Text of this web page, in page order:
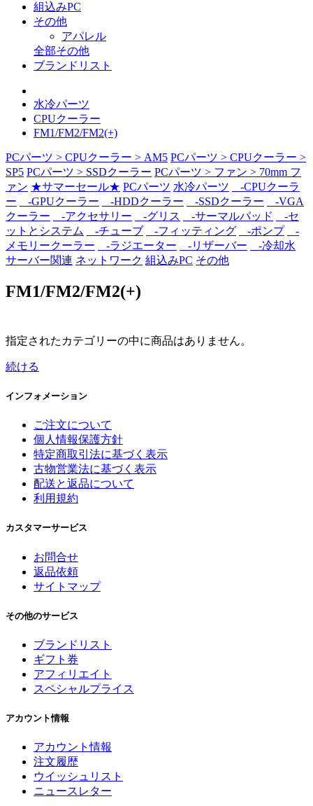
組込みPC
その他
アパレル
全部その他
ブランドリスト
水冷パーツ
CPUクーラー
FM1/FM2/FM2(+)
PCパーツ > CPUクーラー > AM5 PCパーツ > CPUクーラー >
SP5 PCパーツ > SSDクーラー PCパーツ > ファン > 70mm フ
ァン ★サマーセール★ PCパーツ 水冷パーツ
-CPUクーラ
ー
-GPUクーラー -HDDクーラー -SSDクーラー
-VGA
クーラー
-アクセサリー -グリス -サーマルパッド
-セ
ットとシステム
-チューブ -フィッティング -ポンプ
-
メモリークーラー
-ラジエーター -リザーバー
-冷却水
サーバー関連 ネットワーク 組込みPC その他
FM1/FM2/FM2(+)
指定されたカテゴリーの中に商品はありません。
続ける
インフォメーション
ご注文について
個人情報保護方針
特定商取引法に基づく表示
古物営業法に基づく表示
配送と返品について
利用規約
カスタマーサービス
お問合せ
返品依頼
サイトマップ
その他のサービス
ブランドリスト
ギフト券
アフィリエイト
スペシャルプライス
アカウント情報
アカウント情報
注文履歴
ウイッシュリスト
ニュースレター